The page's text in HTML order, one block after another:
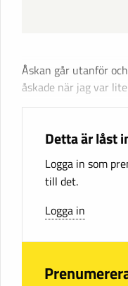
Åskan går utanför
åskade när jag var
Detta är låst
Logga in som
till det.
Logga in